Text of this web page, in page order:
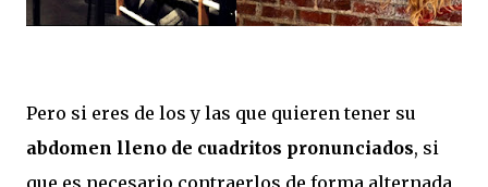
Pero si eres de los y las que quieren tener su
abdomen lleno de cuadritos pronunciados, si
que es necesario contraerlos de forma alternada